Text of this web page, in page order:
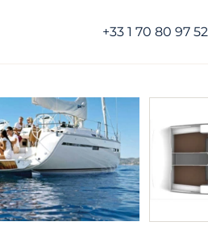
+33 1 70 80 97 52